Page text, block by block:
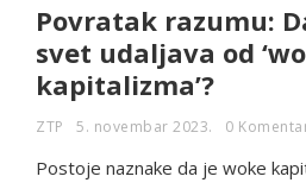
Povratak razumu:
svet udaljava od
kapitalizma’?
ZTP 5. novembar 2023. 0
Postoje naznake da je woke